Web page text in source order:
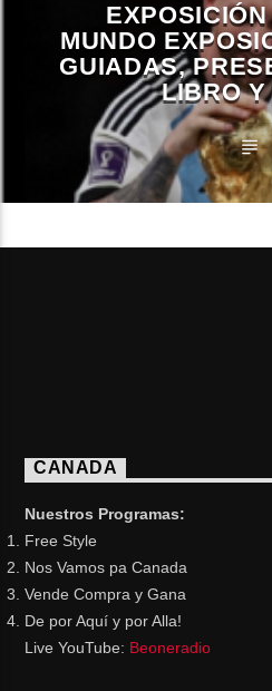
MUNDO
GUIADAS,
LIBRO
CANADA
Nuestros Programas:
Free Style
Nos Vamos pa Canada
Vende Compra y Gana
De por Aquí y por Alla!
Live YouTube: Beoneradio